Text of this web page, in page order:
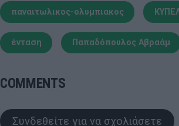
παναιτωλικος-ολυμπιακος
ένταση Παπαδόπουλος Αβραάμ
COMMENTS
Συνδεθείτε για να σχολιάσετε